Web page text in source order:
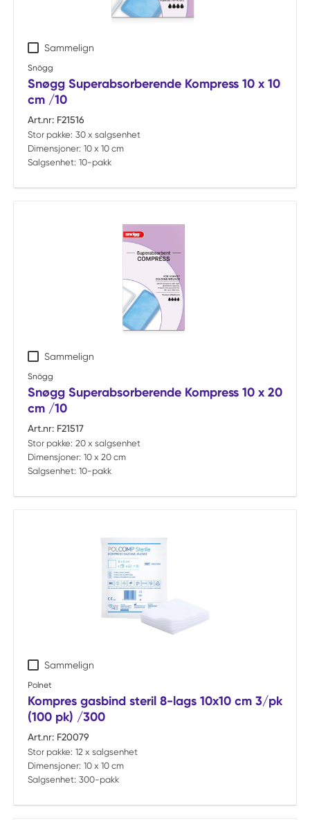
Sammelign
Snögg
Snøgg Superabsorberende Kompress 10 x 10
cm /10
Art.nr: F21516
Stor pakke: 30 x salgsenhet
Dimensjoner: 10 x 10 cm
Salgsenhet: 10-pakk
Sammelign
Snögg
Snøgg Superabsorberende Kompress 10 x 20
cm /10
Art.nr: F21517
Stor pakke: 20 x salgsenhet
Dimensjoner: 10 x 20 cm
Salgsenhet: 10-pakk
Sammelign
Polnet
Kompres gasbind steril 8-lags 10x10 cm 3/pk
(100 pk) /300
Art.nr: F20079
Stor pakke: 12 x salgsenhet
Dimensjoner: 10 x 10 cm
Salgsenhet: 300-pakk